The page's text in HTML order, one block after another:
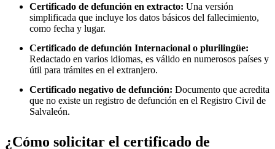
Certificado de defunción en extracto: Una versión
simplificada que incluye los datos básicos del fallecimiento,
como fecha y lugar.
Certificado de defunción Internacional o plurilingüe:
Redactado en varios idiomas, es válido en numerosos países y
útil para trámites en el extranjero.
Certificado negativo de defunción: Documento que acredita
que no existe un registro de defunción en el Registro Civil de
Salvaleón.
¿Cómo solicitar el certificado de